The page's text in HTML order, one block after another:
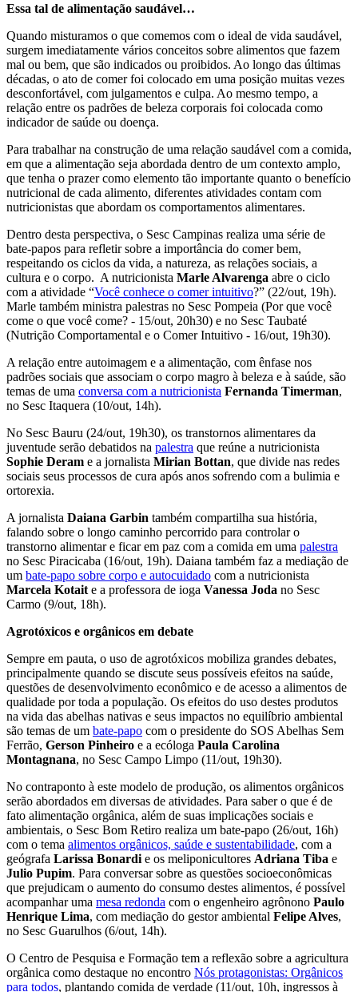
Essa tal de alimentação saudável…
Quando misturamos o que comemos com o ideal de vida saudável,
surgem imediatamente vários conceitos sobre alimentos que fazem
mal ou bem, que são indicados ou proibidos. Ao longo das últimas
décadas, o ato de comer foi colocado em uma posição muitas vezes
desconfortável, com julgamentos e culpa. Ao mesmo tempo, a
relação entre os padrões de beleza corporais foi colocada como
indicador de saúde ou doença.
Para trabalhar na construção de uma relação saudável com a comida,
em que a alimentação seja abordada dentro de um contexto amplo,
que tenha o prazer como elemento tão importante quanto o benefício
nutricional de cada alimento, diferentes atividades contam com
nutricionistas que abordam os comportamentos alimentares.
Dentro desta perspectiva, o Sesc Campinas realiza uma série de
bate-papos para refletir sobre a importância do comer bem,
respeitando os ciclos da vida, a natureza, as relações sociais, a
cultura e o corpo. A nutricionista Marle Alvarenga abre o ciclo
com a atividade “Você conhece o comer intuitivo?” (22/out, 19h).
Marle também ministra palestras no Sesc Pompeia (Por que você
come o que você come? - 15/out, 20h30) e no Sesc Taubaté
(Nutrição Comportamental e o Comer Intuitivo - 16/out, 19h30).
A relação entre autoimagem e a alimentação, com ênfase nos
padrões sociais que associam o corpo magro à beleza e à saúde, são
temas de uma conversa com a nutricionista Fernanda Timerman,
no Sesc Itaquera (10/out, 14h).
No Sesc Bauru (24/out, 19h30), os transtornos alimentares da
juventude serão debatidos na palestra que reúne a nutricionista
Sophie Deram e a jornalista Mirian Bottan, que divide nas redes
sociais seus processos de cura após anos sofrendo com a bulimia e
ortorexia.
A jornalista Daiana Garbin também compartilha sua história,
falando sobre o longo caminho percorrido para controlar o
transtorno alimentar e ficar em paz com a comida em uma palestra
no Sesc Piracicaba (16/out, 19h). Daiana também faz a mediação de
um bate-papo sobre corpo e autocuidado com a nutricionista
Marcela Kotait e a professora de ioga Vanessa Joda no Sesc
Carmo (9/out, 18h).
Agrotóxicos e orgânicos em debate
Sempre em pauta, o uso de agrotóxicos mobiliza grandes debates,
principalmente quando se discute seus possíveis efeitos na saúde,
questões de desenvolvimento econômico e de acesso a alimentos de
qualidade por toda a população. Os efeitos do uso destes produtos
na vida das abelhas nativas e seus impactos no equilíbrio ambiental
são temas de um bate-papo com o presidente do SOS Abelhas Sem
Ferrão, Gerson Pinheiro e a ecóloga Paula Carolina
Montagnana, no Sesc Campo Limpo (11/out, 19h30).
No contraponto à este modelo de produção, os alimentos orgânicos
serão abordados em diversas de atividades. Para saber o que é de
fato alimentação orgânica, além de suas implicações sociais e
ambientais, o Sesc Bom Retiro realiza um bate-papo (26/out, 16h)
com o tema alimentos orgânicos, saúde e sustentabilidade, com a
geógrafa Larissa Bonardi e os meliponicultores Adriana Tiba e
Julio Pupim. Para conversar sobre as questões socioeconômicas
que prejudicam o aumento do consumo destes alimentos, é possível
acompanhar uma mesa redonda com o engenheiro agrônono Paulo
Henrique Lima, com mediação do gestor ambiental Felipe Alves,
no Sesc Guarulhos (6/out, 14h).
O Centro de Pesquisa e Formação tem a reflexão sobre a agricultura
orgânica como destaque no encontro Nós protagonistas: Orgânicos
para todos, plantando comida de verdade (11/out, 10h, ingressos à